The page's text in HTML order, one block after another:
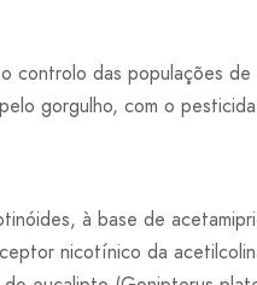
controlo das populações
gorgulho, com o
à base de
nicotínico da